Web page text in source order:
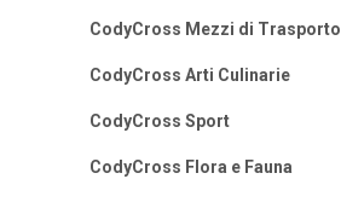
CodyCross Mezzi di Trasporto
CodyCross Arti Culinarie
CodyCross Sport
CodyCross Flora e Fauna